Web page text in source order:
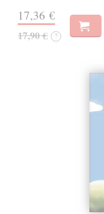
17,36 €
17,90 € ?